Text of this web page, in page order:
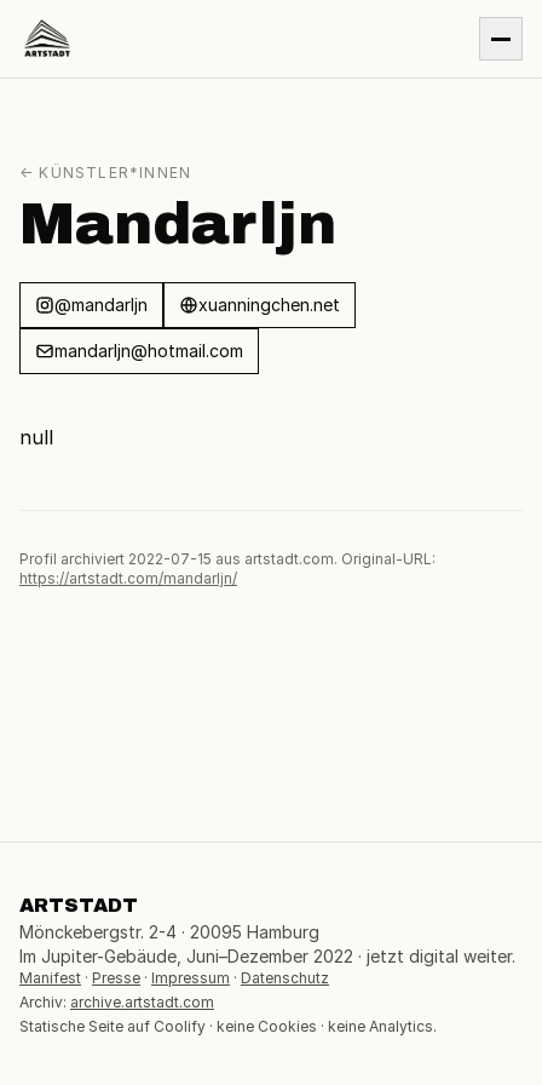
← KÜNSTLER*INNEN
Mandarljn
@mandarljn xuanningchen.net
mandarljn@hotmail.com
null
Profil archiviert 2022-07-15 aus artstadt.com. Original-URL:
https://artstadt.com/mandarljn/
ARTSTADT
Mönckebergstr. 2-4 · 20095 Hamburg
Im Jupiter-Gebäude, Juni–Dezember 2022 · jetzt digital weiter.
Manifest · Presse · Impressum · Datenschutz
Archiv: archive.artstadt.com
Statische Seite auf Coolify · keine Cookies · keine Analytics.